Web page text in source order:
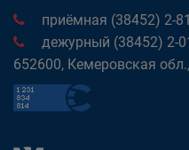
приёмная (38452) 2-
дежурный (38452) 2-
652600, Кемеровская